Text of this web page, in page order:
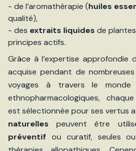
- de l’aromathérapie (huiles
qualité),
- des extraits liquides de
principes actifs.
Grâce à l’expertise approfondie
acquise pendant de
voyages à travers le
ethnopharmacologiques, chaque
est sélectionnée pour ses vertus
naturelles peuvent être
préventif ou curatif, seules